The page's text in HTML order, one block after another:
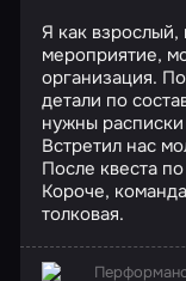
Я как
мероприятие,
организация.
детали по
нужны
Встретил нас
После квеста
Короче,
толковая.